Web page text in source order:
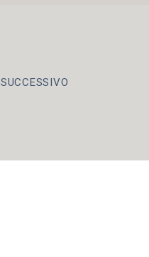
SUCCESSIVO